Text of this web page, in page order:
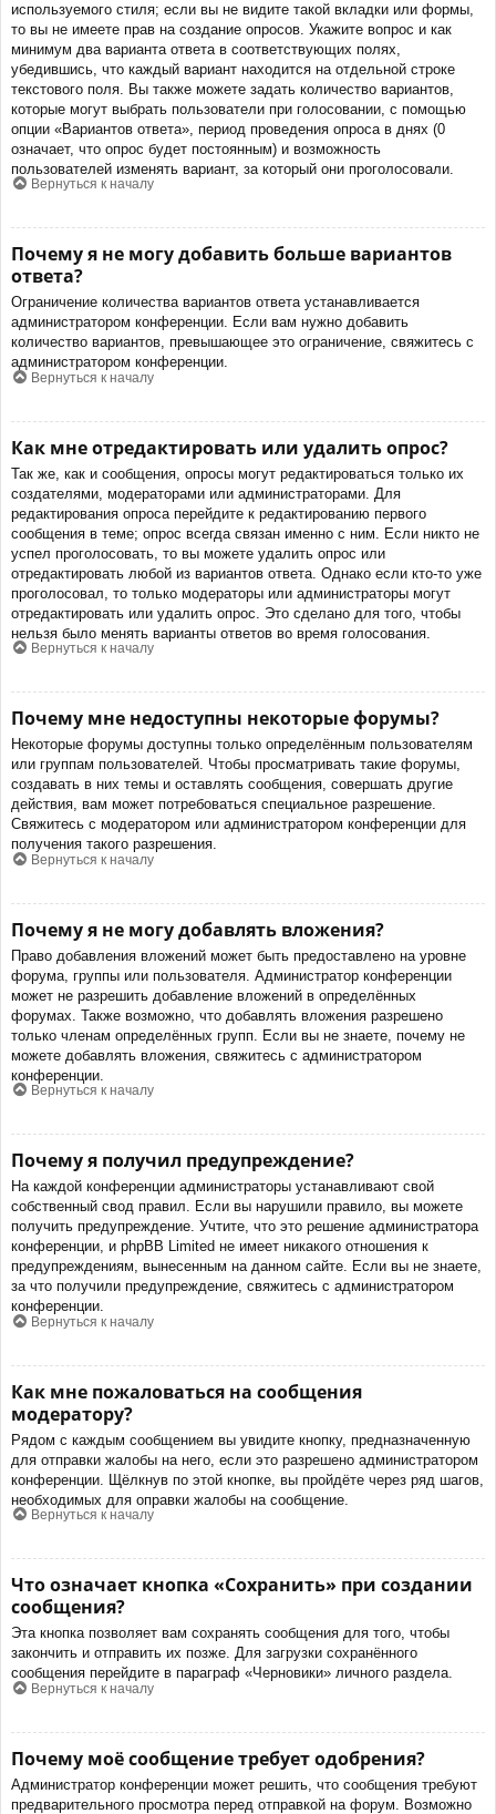
используемого стиля; если вы не видите такой вкладки или формы,
то вы не имеете прав на создание опросов. Укажите вопрос и как
минимум два варианта ответа в соответствующих полях,
убедившись, что каждый вариант находится на отдельной строке
текстового поля. Вы также можете задать количество вариантов,
которые могут выбрать пользователи при голосовании, с помощью
опции «Вариантов ответа», период проведения опроса в днях (0
означает, что опрос будет постоянным) и возможность
пользователей изменять вариант, за который они проголосовали.
Вернуться к началу
Почему я не могу добавить больше вариантов
ответа?
Ограничение количества вариантов ответа устанавливается
администратором конференции. Если вам нужно добавить
количество вариантов, превышающее это ограничение, свяжитесь с
администратором конференции.
Вернуться к началу
Как мне отредактировать или удалить опрос?
Так же, как и сообщения, опросы могут редактироваться только их
создателями, модераторами или администраторами. Для
редактирования опроса перейдите к редактированию первого
сообщения в теме; опрос всегда связан именно с ним. Если никто не
успел проголосовать, то вы можете удалить опрос или
отредактировать любой из вариантов ответа. Однако если кто-то уже
проголосовал, то только модераторы или администраторы могут
отредактировать или удалить опрос. Это сделано для того, чтобы
нельзя было менять варианты ответов во время голосования.
Вернуться к началу
Почему мне недоступны некоторые форумы?
Некоторые форумы доступны только определённым пользователям
или группам пользователей. Чтобы просматривать такие форумы,
создавать в них темы и оставлять сообщения, совершать другие
действия, вам может потребоваться специальное разрешение.
Свяжитесь с модератором или администратором конференции для
получения такого разрешения.
Вернуться к началу
Почему я не могу добавлять вложения?
Право добавления вложений может быть предоставлено на уровне
форума, группы или пользователя. Администратор конференции
может не разрешить добавление вложений в определённых
форумах. Также возможно, что добавлять вложения разрешено
только членам определённых групп. Если вы не знаете, почему не
можете добавлять вложения, свяжитесь с администратором
конференции.
Вернуться к началу
Почему я получил предупреждение?
На каждой конференции администраторы устанавливают свой
собственный свод правил. Если вы нарушили правило, вы можете
получить предупреждение. Учтите, что это решение администратора
конференции, и phpBB Limited не имеет никакого отношения к
предупреждениям, вынесенным на данном сайте. Если вы не знаете,
за что получили предупреждение, свяжитесь с администратором
конференции.
Вернуться к началу
Как мне пожаловаться на сообщения
модератору?
Рядом с каждым сообщением вы увидите кнопку, предназначенную
для отправки жалобы на него, если это разрешено администратором
конференции. Щёлкнув по этой кнопке, вы пройдёте через ряд шагов,
необходимых для оправки жалобы на сообщение.
Вернуться к началу
Что означает кнопка «Сохранить» при создании
сообщения?
Эта кнопка позволяет вам сохранять сообщения для того, чтобы
закончить и отправить их позже. Для загрузки сохранённого
сообщения перейдите в параграф «Черновики» личного раздела.
Вернуться к началу
Почему моё сообщение требует одобрения?
Администратор конференции может решить, что сообщения требуют
предварительного просмотра перед отправкой на форум. Возможно